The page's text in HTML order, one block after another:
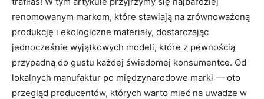
renomowanym markom, które stawiają na zrównoważoną
produkcję i ekologiczne materiały, dostarczając
jednocześnie wyjątkowych modeli, które z pewnością
przypadną do gustu każdej świadomej konsumentce. Od
lokalnych manufaktur po międzynarodowe marki — oto
przegląd producentów, których warto mieć na uwadze w